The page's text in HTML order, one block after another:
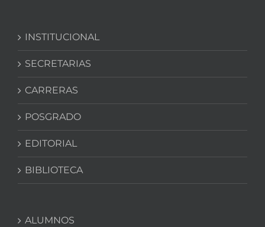
INSTITUCIONAL
SECRETARIAS
CARRERAS
POSGRADO
EDITORIAL
BIBLIOTECA
ALUMNOS